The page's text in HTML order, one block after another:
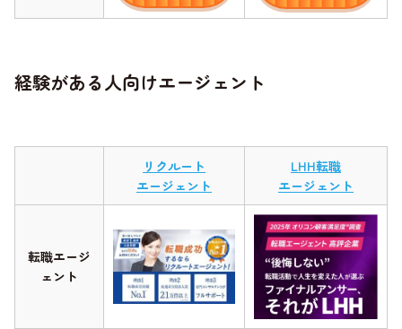
経験がある人向けエージェント
リクルート
エージェント
LHH転職
エージェント
転職エージ
ェント